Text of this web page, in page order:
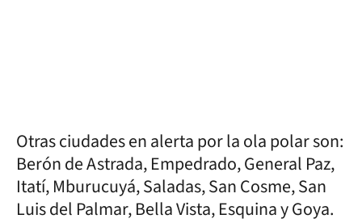
Otras ciudades en alerta por la ola polar son:
Berón de Astrada, Empedrado, General Paz,
Itatí, Mburucuyá, Saladas, San Cosme, San
Luis del Palmar, Bella Vista, Esquina y Goya.